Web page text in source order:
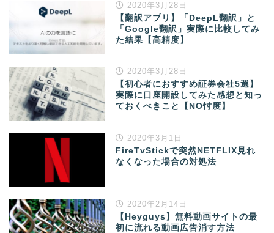
2020年3月28日
【翻訳アプリ】「DeepL翻訳」と
「Google翻訳」実際に比較してみ
た結果【高精度】
2020年3月28日
【初心者におすすめ証券会社5選】
実際に口座開設してみた感想と知っ
ておくべきこと【NO忖度】
2020年3月1日
FireTvStickで突然NETFLIX見れ
なくなった場合の対処法
2020年2月14日
【Heyguys】無料動画サイトの最
初に流れる動画広告消す方法